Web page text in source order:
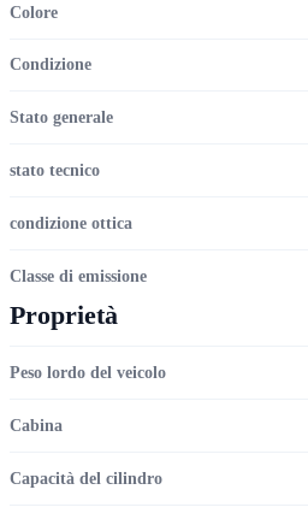
Colore
Condizione
Stato generale
stato tecnico
condizione ottica
Classe di emissione
Proprietà
Peso lordo del veicolo
Cabina
Capacità del cilindro